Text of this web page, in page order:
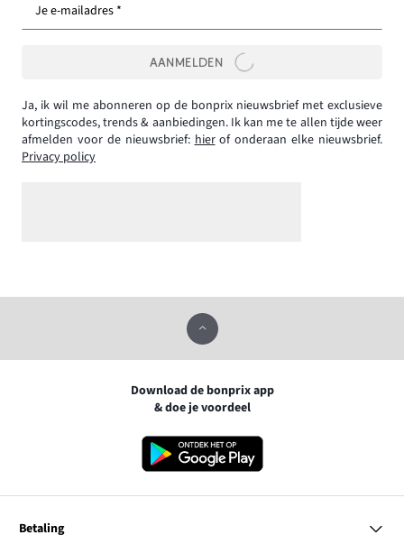
Je e-mailadres *
AANMELDEN
Ja, ik wil me abonneren op de bonprix nieuwsbrief met exclusieve
kortingscodes, trends & aanbiedingen. Ik kan me te allen tijde weer
afmelden voor de nieuwsbrief:hierof onderaan elke nieuwsbrief.
Privacy policy
Download de bonprix app
& doe je voordeel
Betaling